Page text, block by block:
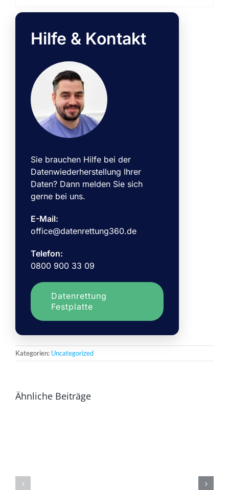
Hilfe & Kontakt
Sie brauchen Hilfe bei der
Datenwiederherstellung Ihrer
Daten? Dann melden Sie sich
gerne bei uns.
E-Mail:
office@datenrettung360.de
Telefon:
0800 900 33 09
Datenrettung
Festplatte
Kategorien: Uncategorized
Ähnliche Beiträge